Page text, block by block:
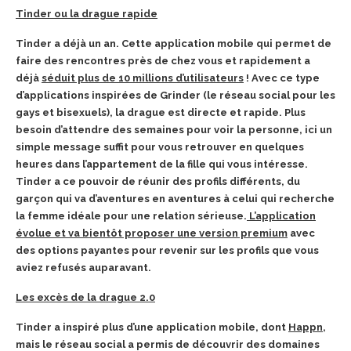
Tinder ou la drague rapide
Tinder a déjà un an. Cette application mobile qui permet de
faire des rencontres près de chez vous et rapidement a
déjà séduit plus de 10 millions d’utilisateurs ! Avec ce type
d’applications inspirées de Grinder (le réseau social pour les
gays et bisexuels), la drague est directe et rapide. Plus
besoin d’attendre des semaines pour voir la personne, ici un
simple message suffit pour vous retrouver en quelques
heures dans l’appartement de la fille qui vous intéresse.
Tinder a ce pouvoir de réunir des profils différents, du
garçon qui va d’aventures en aventures à celui qui recherche
la femme idéale pour une relation sérieuse. L’application
évolue et va bientôt proposer une version premium avec
des options payantes pour revenir sur les profils que vous
aviez refusés auparavant.
Les excès de la drague 2.0
Tinder a inspiré plus d’une application mobile, dont Happn,
mais le réseau social a permis de découvrir des domaines